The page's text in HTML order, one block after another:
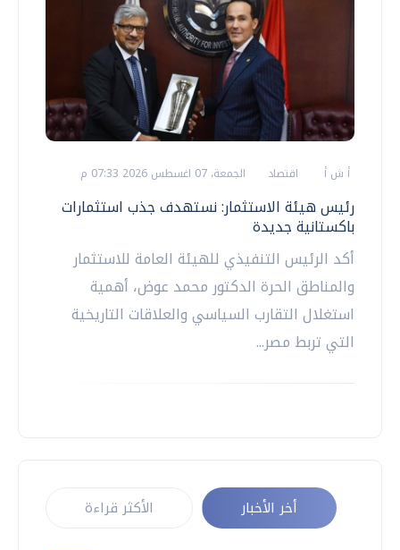
أ ش أ اقتصاد الجمعة، 07 اغسطس 2026 07:33 م
رئيس هيئة الاستثمار: نستهدف جذب استثمارات
باكستانية جديدة
أكد الرئيس التنفيذي للهيئة العامة للاستثمار
والمناطق الحرة الدكتور محمد عوض، أهمية
استغلال التقارب السياسي والعلاقات التاريخية
التي تربط مصر...
أخر الأخبار الأكثر قراءة